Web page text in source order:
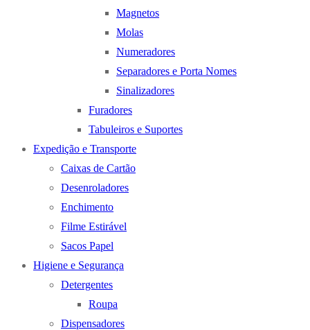
Magnetos
Molas
Numeradores
Separadores e Porta Nomes
Sinalizadores
Furadores
Tabuleiros e Suportes
Expedição e Transporte
Caixas de Cartão
Desenroladores
Enchimento
Filme Estirável
Sacos Papel
Higiene e Segurança
Detergentes
Roupa
Dispensadores